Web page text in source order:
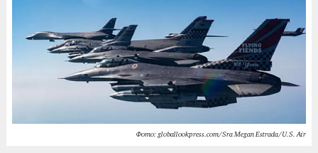
Фото: globallookpress.com/Sra Megan Estrada/U.S. Air